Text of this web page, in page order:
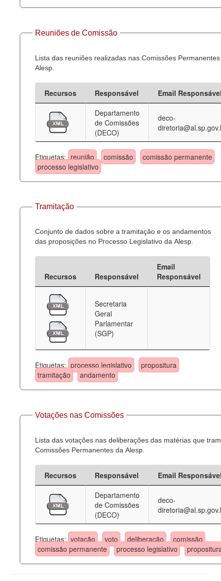
Reuniões de Comissão
Lista das reuniões realizadas nas Comissões
Alesp.
Recursos Responsável
Email
Departamento
de Comissões
(DECO)
deco-
Etiquetas: reunião comissão
comissão permanente
processo legislativo
Tramitação
Conjunto de dados sobre a tramitação e os andamentos
das proposições no Processo Legislativo da Alesp.
Recursos Responsável
Email
Responsável
Secretaria
Geral
Parlamentar
(SGP)
Etiquetas: processo legislativo
propositura
tramitação
andamento
Votações nas Comissões
Lista das votações nas deliberações das matérias que
Comissões Permanentes da Alesp.
Recursos Responsável
Email
Departamento
de Comissões
(DECO)
deco-
Etiquetas: votação voto deliberação
comissão
comissão permanente
processo legislativo